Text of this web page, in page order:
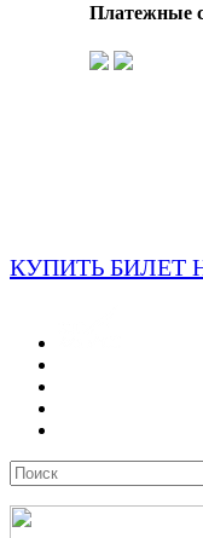
Платежные
КУПИТЬ